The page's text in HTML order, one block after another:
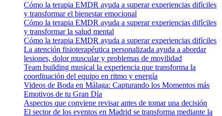
Cómo la terapia EMDR ayuda a superar experiencias difíciles
y transformar el bienestar emocional
Cómo la terapia EMDR ayuda a superar experiencias difíciles
y transformar la salud mental
Cómo la terapia EMDR ayuda a superar experiencias difíciles
La atención fisioterapéutica personalizada ayuda a abordar
lesiones, dolor muscular y problemas de movilidad
Team building musical la experiencia que transforma la
coordinación del equipo en ritmo y energía
Videos de Boda en Málaga: Capturando los Momentos más
Emotivos de tu Gran Día
Aspectos que conviene revisar antes de tomar una decisión
El sector de los eventos en Madrid se transforma mediante la